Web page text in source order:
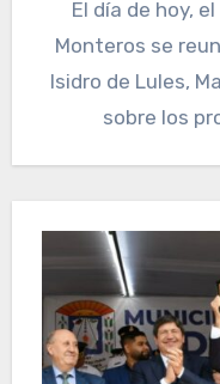
El día de hoy, el ministro del Interior, Dario
Monteros se
Isidro de Lules,
sobre los